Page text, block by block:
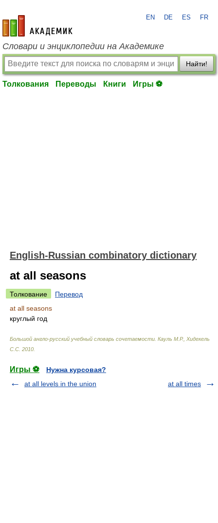
academic.ru
EN DE ES FR
Словари и энциклопедии на Академике
Найти!
Толкования Переводы Книги Игры ⚽
English-Russian combinatory dictionary
at all seasons
Толкование
Перевод
at all seasons
круглый год
Большой англо-русский учебный словарь сочетаемости Кауль М.Р., Хидекель
С.С 2010
Игры ⚽
Нужна курсовая?
at all levels in the union
at all times